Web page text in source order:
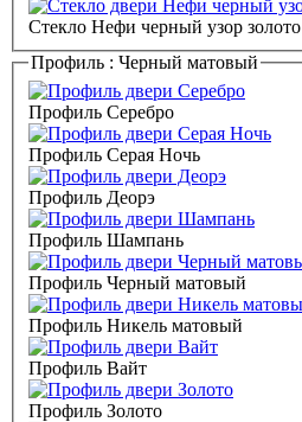
Стекло Нефи черный узор золото
Профиль : Черный матовый
Профиль Серебро
Профиль Серая Ночь
Профиль Деорэ
Профиль Шампань
Профиль Черный матовый
Профиль Никель матовый
Профиль Вайт
Профиль Золото